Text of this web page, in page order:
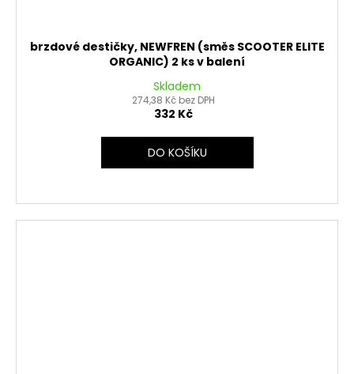
brzdové destičky, NEWFREN (směs SCOOTER ELITE
ORGANIC) 2 ks v balení
Skladem
274,38 Kč bez DPH
332 Kč
DO KOŠÍKU